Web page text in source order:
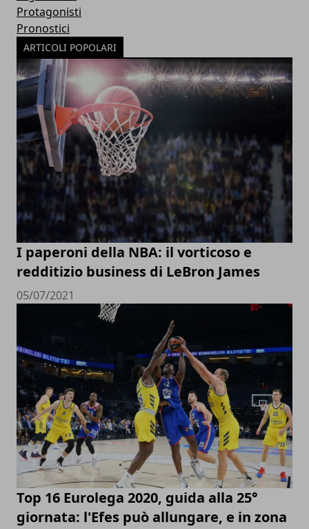
Protagonisti
Pronostici
ARTICOLI POPOLARI
I paperoni della NBA: il vorticoso e
redditizio business di LeBron James
05/07/2021
Top 16 Eurolega 2020, guida alla 25°
giornata: l'Efes può allungare, e in zona